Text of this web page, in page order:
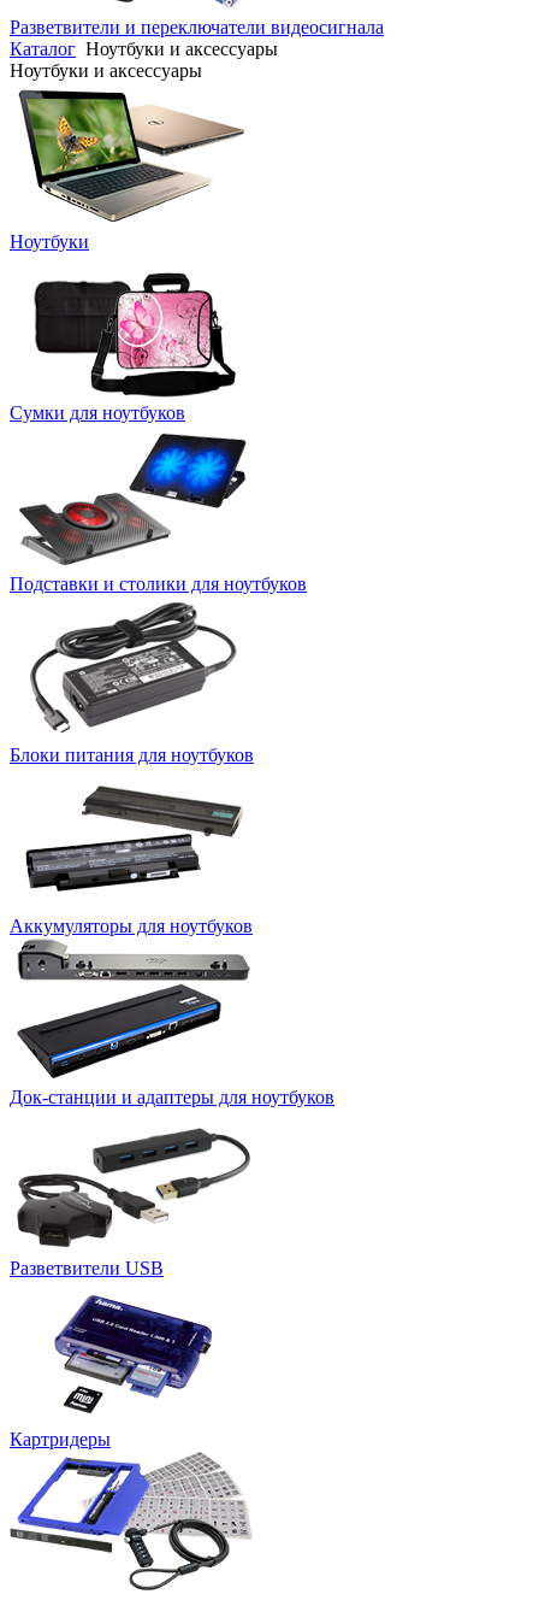
Разветвители и переключатели видеосигнала
Каталог Ноутбуки и аксессуары
Ноутбуки и аксессуары
Ноутбуки
Сумки для ноутбуков
Подставки и столики для ноутбуков
Блоки питания для ноутбуков
Аккумуляторы для ноутбуков
Док-станции и адаптеры для ноутбуков
Разветвители USB
Картридеры